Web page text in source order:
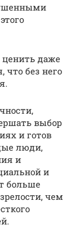
ценить даже
без него
выбор
и готов
люди,
и
и
больше
чем